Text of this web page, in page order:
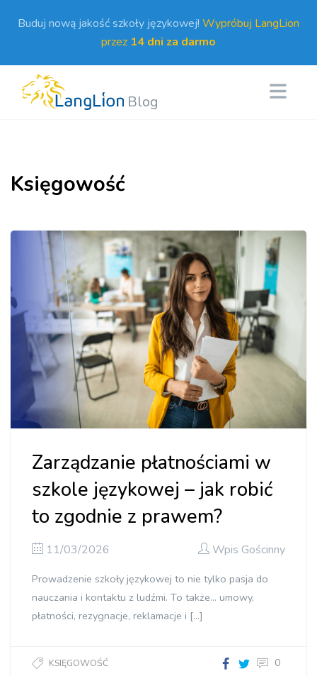
Buduj nową jakość szkoły językowej! Wypróbuj LangLion
przez 14 dni za darmo
Blog
Księgowość
Zarządzanie płatnościami w
szkole językowej – jak robić
to zgodnie z prawem?
11/03/2026 Wpis Gościnny
Prowadzenie szkoły językowej to nie tylko pasja do
nauczania i kontaktu z ludźmi. To także… umowy,
płatności, rezygnacje, reklamacje i […]
KSIĘGOWOŚĆ 0